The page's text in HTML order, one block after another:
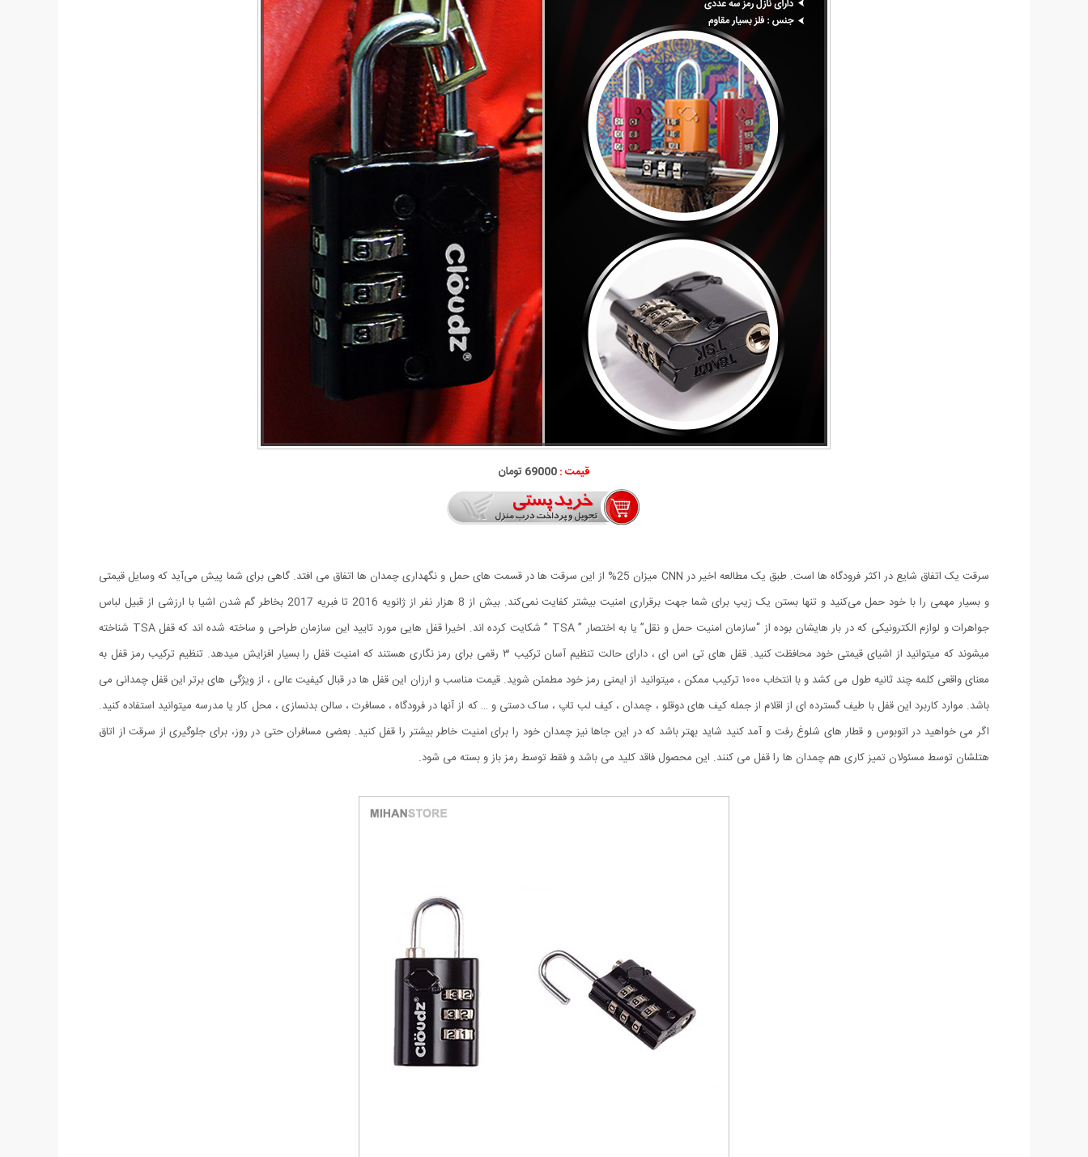
قیمت :69000 تومان
سرقت یک اتفاق شایع در اکثر فرودگاه ها است. طبق یک مطالعه اخیر در CNN میزان 25% از این سرقت ها در قسمت های حمل و نگهداری چمدان ها اتفاق می افتد. گاهی برای شما پیش می‌آید که وسایل قیمتی
و بسیار مهمی را با خود حمل می‌کنید و تنها بستن یک زیپ برای شما جهت برقراری امنیت بیشتر کفایت نمی‌کند. بیش از 8 هزار نفر از ژانویه 2016 تا فبریه 2017 بخاطر گم شدن اشیا با ارزشی از قبیل لباس
جواهرات و لوازم الکترونیکی که در بار هایشان بوده از “سازمان امنیت حمل و نقل” یا به اختصار ” TSA ” شکایت کرده اند. اخیرا قفل هایی مورد تایید این سازمان طراحی و ساخته شده اند که قفل TSA شناخته
میشوند که میتوانید از اشیای قیمتی خود محافظت کنید. قفل های تی اس ای ، دارای حالت تنظیم آسان ترکیب ۳ رقمی برای رمز نگاری هستند که امنیت قفل را بسیار افزایش میدهد. تنظیم ترکیب رمز قفل به
معنای واقعی کلمه چند ثانیه طول می کشد و با انتخاب ۱۰۰۰ ترکیب ممکن ، میتوانید از ایمنی رمز خود مطمئن شوید. قیمت مناسب و ارزان این قفل ها در قبال کیفیت عالی ، از ویژگی های برتر این قفل چمدانی می
باشد. موارد کاربرد این قفل با طیف گسترده ای از اقلام از جمله کیف های دوقلو ، چمدان ، کیف لب تاپ ، ساک دستی و … که از آنها در فرودگاه ، مسافرت ، سالن بدنسازی ، محل کار یا مدرسه میتوانید استفاده کنید.
اگر می خواهید در اتوبوس و قطار های شلوغ رفت و آمد کنید شاید بهتر باشد که در این جاها نیز چمدان خود را برای امنیت خاطر بیشتر را قفل کنید. بعضی مسافران حتی در روز، برای جلوگیری از سرقت از اتاق
هتلشان توسط مسئولان تمیز کاری هم چمدان ها را قفل می کنند. این محصول فاقد کلید می باشد و فقط توسط رمز باز و بسته می شود.